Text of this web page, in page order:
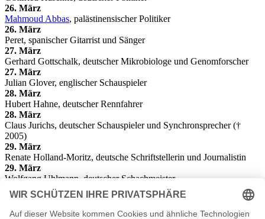
26. März
Mahmoud Abbas, palästinensischer Politiker
26. März
Peret, spanischer Gitarrist und Sänger
27. März
Gerhard Gottschalk, deutscher Mikrobiologe und Genomforscher
27. März
Julian Glover, englischer Schauspieler
28. März
Hubert Hahne, deutscher Rennfahrer
28. März
Claus Jurichs, deutscher Schauspieler und Synchronsprecher (†
2005)
29. März
Renate Holland-Moritz, deutsche Schriftstellerin und Journalistin
29. März
Wolfgang Uhlmann, deutscher Schachmeister
30. März
Karl Berger, deutscher Jazz-Vibraphonist und Pianist
30. März